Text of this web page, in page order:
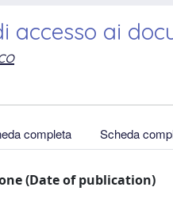
accesso ai
completa Scheda
(Date of publication)